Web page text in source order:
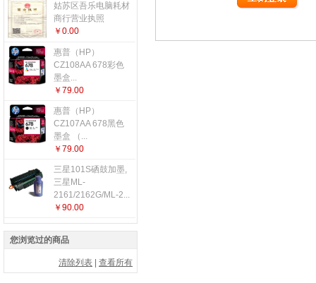
姑苏区吾乐电脑耗材
商行营业执照
￥0.00
惠普（HP）
CZ108AA 678彩色
墨盒...
￥79.00
惠普（HP）
CZ107AA 678黑色
墨盒 （...
￥79.00
三星101S硒鼓加墨,
三星ML-
2161/2162G/ML-2...
￥90.00
您浏览过的商品
清除列表 查看所有